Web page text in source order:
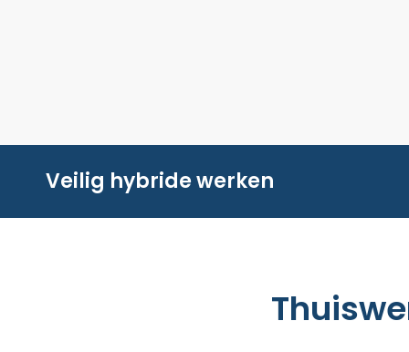
Veilig hybride werken